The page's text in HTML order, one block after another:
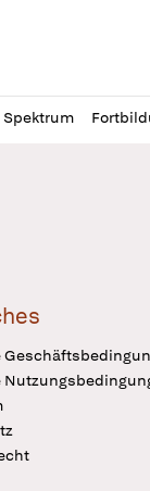
Spektrum